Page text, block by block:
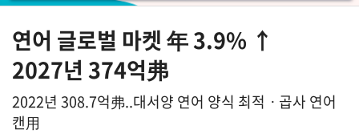
연어 글로벌 마켓 年 3.9% ↑
2027년 374억弗
2022년 308.7억弗..대서양 연어 양식 최적ㆍ곱사 연어
캔用